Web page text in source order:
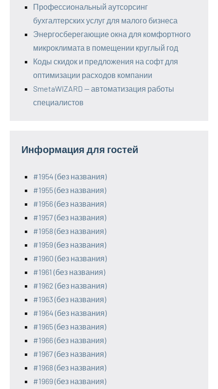
Профессиональный аутсорсинг
бухгалтерских услуг для малого бизнеса
Энергосберегающие окна для комфортного
микроклимата в помещении круглый год
Коды скидок и предложения на софт для
оптимизации расходов компании
SmetaWIZARD — автоматизация работы
специалистов
Информация для гостей
#1954 (без названия)
#1955 (без названия)
#1956 (без названия)
#1957 (без названия)
#1958 (без названия)
#1959 (без названия)
#1960 (без названия)
#1961 (без названия)
#1962 (без названия)
#1963 (без названия)
#1964 (без названия)
#1965 (без названия)
#1966 (без названия)
#1967 (без названия)
#1968 (без названия)
#1969 (без названия)